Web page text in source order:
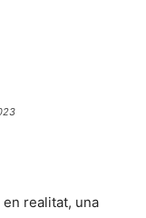
realitat, una